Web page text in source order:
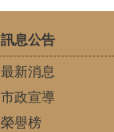
訊息公告
最新消息
市政宣導
榮譽榜